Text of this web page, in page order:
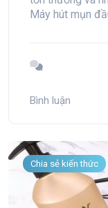
Máy hút mụn
Bình luận
Chia sẻ kiến thức